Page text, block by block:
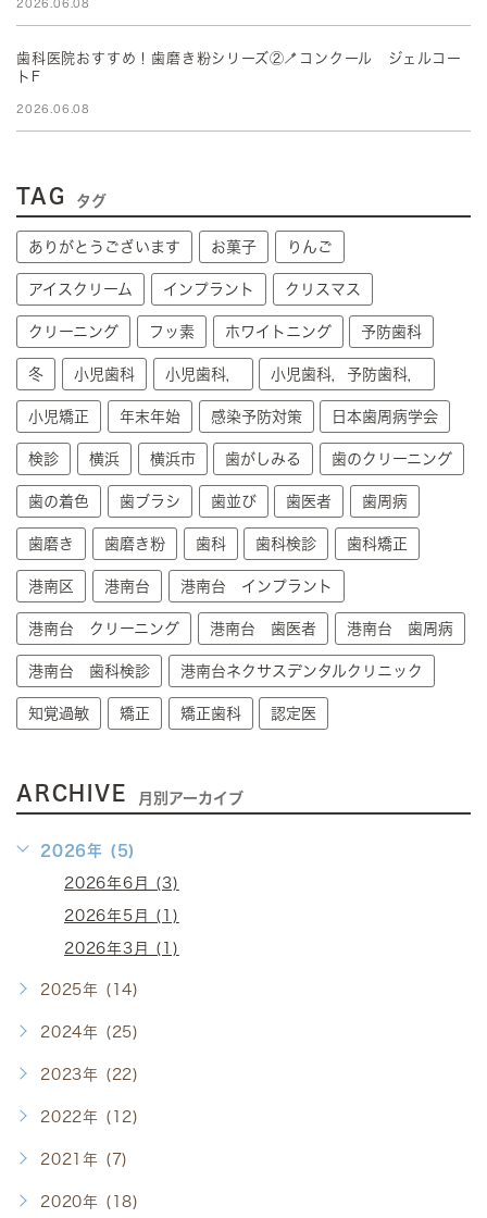
2026.06.08
歯科医院おすすめ！歯磨き粉シリーズ②🪥コンクール ジェルコー
トF
2026.06.08
TAG タグ
ありがとうございます お菓子 りんご
アイスクリーム インプラント クリスマス
クリーニング フッ素 ホワイトニング 予防歯科
冬 小児歯科 小児歯科， 小児歯科，予防歯科，
小児矯正 年末年始 感染予防対策 日本歯周病学会
検診 横浜 横浜市 歯がしみる 歯のクリーニング
歯の着色 歯ブラシ 歯並び 歯医者 歯周病
歯磨き 歯磨き粉 歯科 歯科検診 歯科矯正
港南区 港南台 港南台 インプラント
港南台 クリーニング 港南台 歯医者 港南台 歯周病
港南台 歯科検診 港南台ネクサスデンタルクリニック
知覚過敏 矯正 矯正歯科 認定医
ARCHIVE 月別アーカイブ
2026年 (5)
2026年6月 (3)
2026年5月 (1)
2026年3月 (1)
2025年 (14)
2024年 (25)
2023年 (22)
2022年 (12)
2021年 (7)
2020年 (18)